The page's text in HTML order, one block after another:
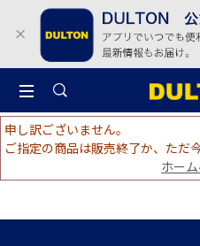
申し訳ございません。
ご指定の商品は販売終了か、ただ
ホー